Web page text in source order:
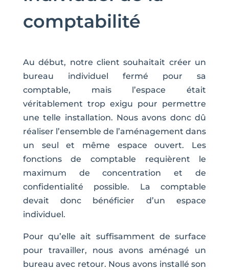
comptabilité
Au début, notre client souhaitait créer un
bureau individuel fermé pour sa
comptable, mais l’espace était
véritablement trop exigu pour permettre
une telle installation. Nous avons donc dû
réaliser l’ensemble de l’aménagement dans
un seul et même espace ouvert. Les
fonctions de comptable requièrent le
maximum de concentration et de
confidentialité possible. La comptable
devait donc bénéficier d’un espace
individuel.
Pour qu’elle ait suffisamment de surface
pour travailler, nous avons aménagé un
bureau avec retour. Nous avons installé son